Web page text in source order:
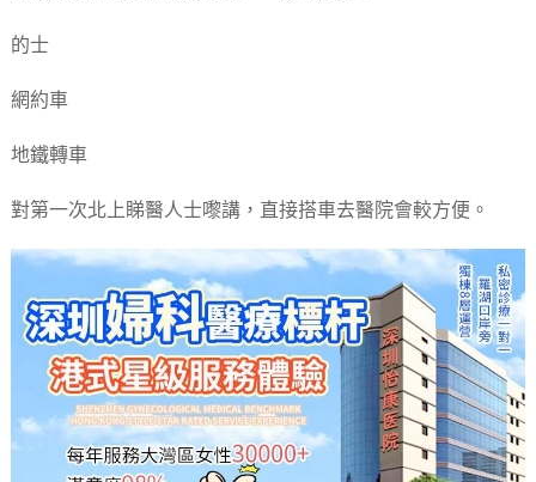
的士
網約車
地鐵轉車
對第一次北上睇醫人士嚟講，直接搭車去醫院會較方便。